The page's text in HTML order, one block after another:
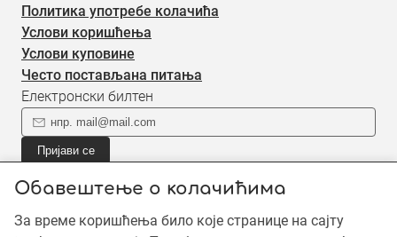
Обавештење о колачићима
За време коришћења било које странице на сајту
Политика употребе колачића
Услови коришћења
Услови куповине
Често постављана питања
Електронски билтен
Пријави се
информације о новом садржају.